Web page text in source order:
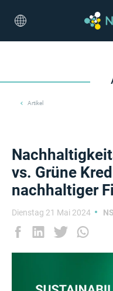
Artikel
vs. Grüne
nachhaltiger
Dienstag 21 Mai 2024